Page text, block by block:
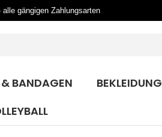
gängigen Zahlungsarten
BANDAGEN BEKLEIDUNG